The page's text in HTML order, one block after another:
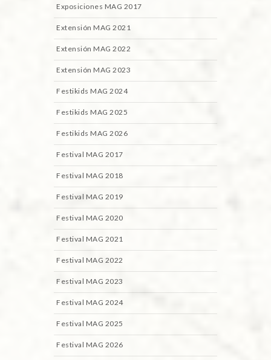
Exposiciones MAG 2017
Extensión MAG 2021
Extensión MAG 2022
Extensión MAG 2023
Festikids MAG 2024
Festikids MAG 2025
Festikids MAG 2026
Festival MAG 2017
Festival MAG 2018
Festival MAG 2019
Festival MAG 2020
Festival MAG 2021
Festival MAG 2022
Festival MAG 2023
Festival MAG 2024
Festival MAG 2025
Festival MAG 2026